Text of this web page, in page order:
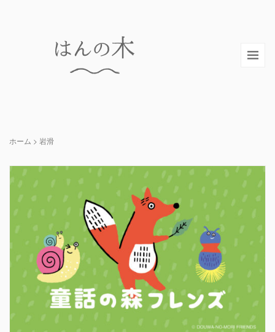
ホーム > 岩滑